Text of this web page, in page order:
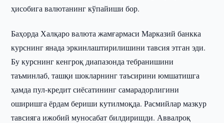
ҳисобига валютанинг кўпайиши бор.
Баҳорда Халқаро валюта жамғармаси Марказий банкка
курснинг янада эркинлаштирилишини тавсия этган эди.
Бу курснинг кенгроқ диапазонда тебранишини
таъминлаб, ташқи шокларнинг таъсирини юмшатишга
ҳамда пул-кредит сиёсатининг самарадорлигини
оширишга ёрдам бериши кутилмоқда. Расмийлар мазкур
тавсияга ижобий муносабат билдиришди. Аввалроқ